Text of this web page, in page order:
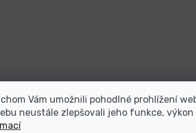
Vám umožnili pohodlné prohlížení
neustále zlepšovali jeho funkce, výkon